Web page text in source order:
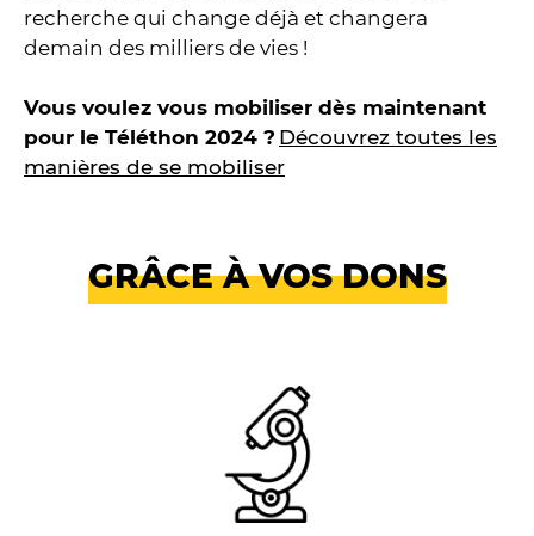
recherche qui change déjà et changera
demain des milliers de vies !
Vous voulez vous mobiliser dès maintenant
pour le Téléthon 2024 ? Découvrez toutes les
manières de se mobiliser
GRÂCE À VOS DONS